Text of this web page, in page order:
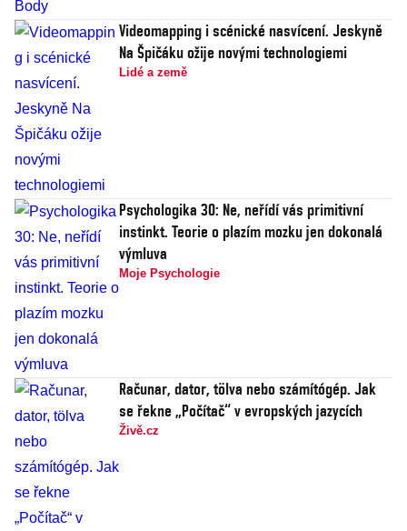
Videomapping i scénické nasvícení. Jeskyně
Na Špičáku ožije novými technologiemi
Lidé a země
Psychologika 30: Ne, neřídí vás primitivní
instinkt. Teorie o plazím mozku jen dokonalá
výmluva
Moje Psychologie
Računar, dator, tölva nebo számítógép. Jak
se řekne „Počítač“ v evropských jazycích
Živě.cz